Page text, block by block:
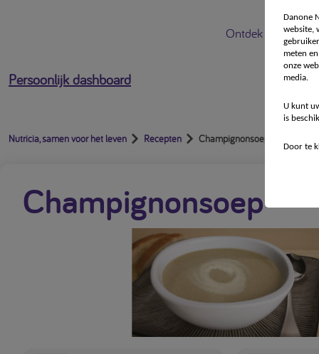
Ontdek Nutricia
Persoonlijk dashboard
Nutricia, samen voor het leven Recepten Champignonsoep
Champignonsoep
Danone
website,
meten
onze
media.
U kunt
is
Door te